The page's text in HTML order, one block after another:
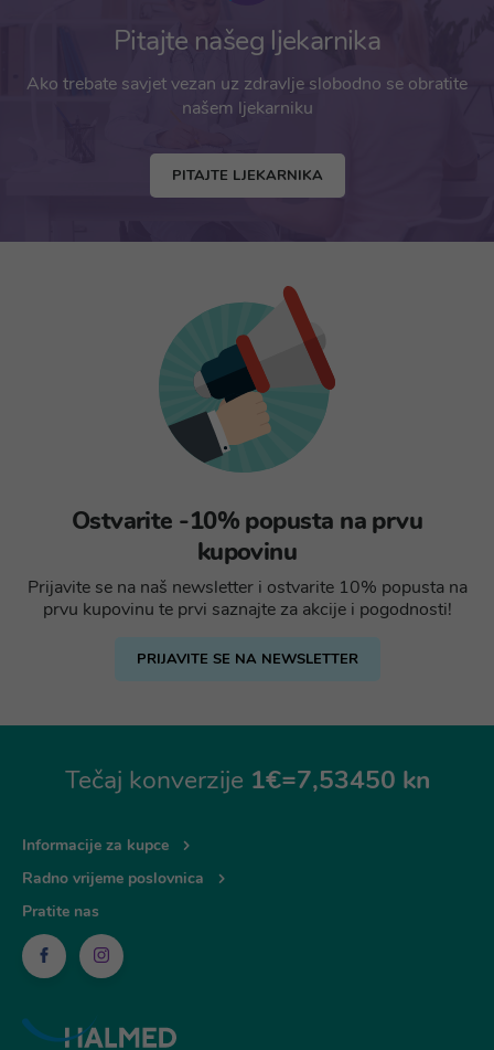
Pitajte našeg ljekarnika
Ako trebate savjet vezan uz zdravlje slobodno se obratite
našem ljekarniku
PITAJTE LJEKARNIKA
Ostvarite -10% popusta na prvu
kupovinu
Prijavite se na naš newsletter i ostvarite 10% popusta na
prvu kupovinu te prvi saznajte za akcije i pogodnosti!
PRIJAVITE SE NA NEWSLETTER
Tečaj konverzije 1€=7,53450 kn
Informacije za kupce
Radno vrijeme poslovnica
Pratite nas